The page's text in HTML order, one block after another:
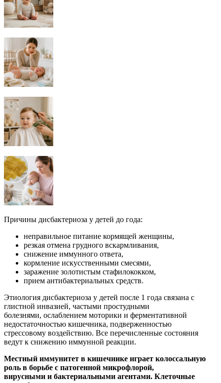
Причины дисбактериоза у детей до года:
неправильное питание кормящей женщины,
резкая отмена грудного вскармливания,
снижение иммунного ответа,
кормление искусственными смесями,
заражение золотистым стафилококком,
прием антибактериальных средств.
Этиология дисбактериоза у детей после 1 года связана с
глистной инвазией, частыми простудными
болезнями, ослаблением моторики и ферментативной
недостаточностью кишечника, подверженностью
стрессовому воздействию. Все перечисленные состояния
ведут к снижению иммунной реакции.
Местный иммунитет в кишечнике играет колоссальную
роль в борьбе с патогенной микрофлорой,
вирусными и бактериальными агентами. Клеточные